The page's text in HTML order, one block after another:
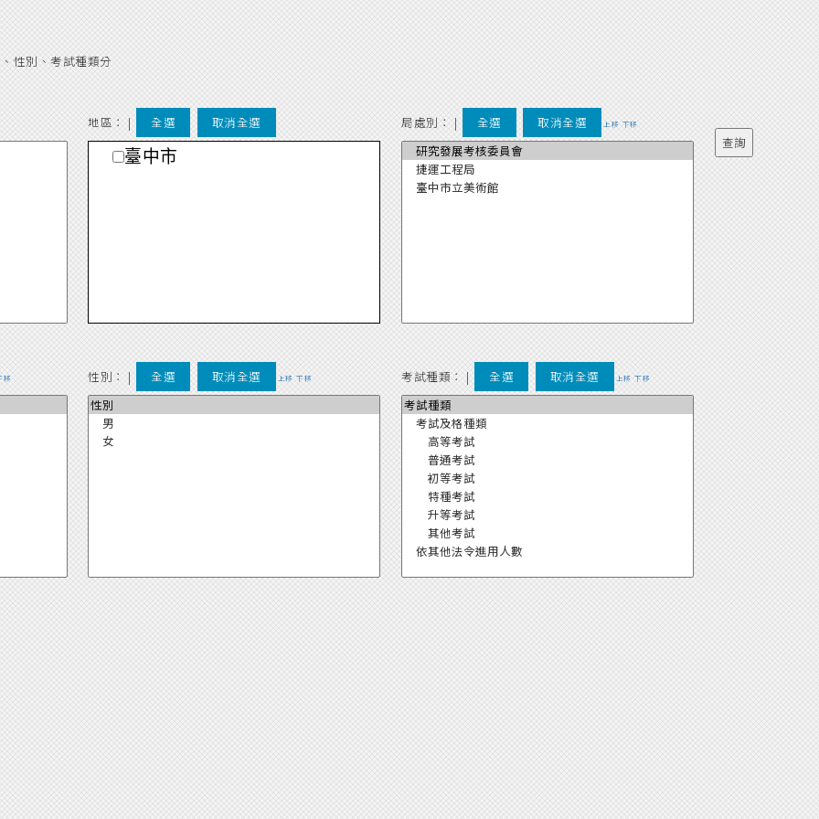
性別、考試種類分
地區： | 全選 取消全選
臺中市
局處別： | 全選 取消全選 上移 下移
移 性別： | 全選 取消全選 上移 下移 考試種類： | 全選 取消全選 上移 下移